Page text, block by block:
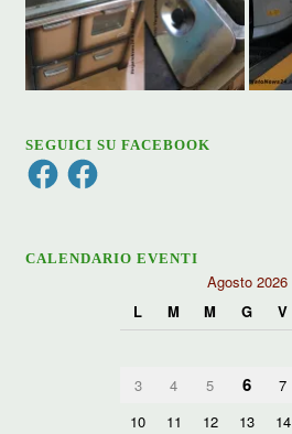
SEGUICI SU FACEBOOK
FacebookFacebook
CALENDARIO EVENTI
Agosto 2026
L
M M G V
3
4 5 6 7
10
11 12 13 14